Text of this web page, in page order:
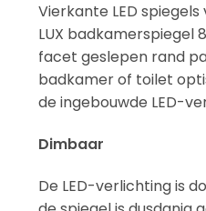
Vierkante LED
LUX badkamerspiegel
facet geslepen rand
badkamer of toilet
de ingebouwde LED-
Dimbaar
De LED-verlichting is